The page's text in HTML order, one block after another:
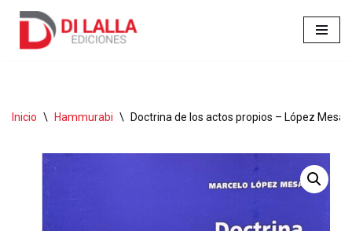
Inicio \ Hammurabi \ Doctrina de los actos propios – López Mesa,